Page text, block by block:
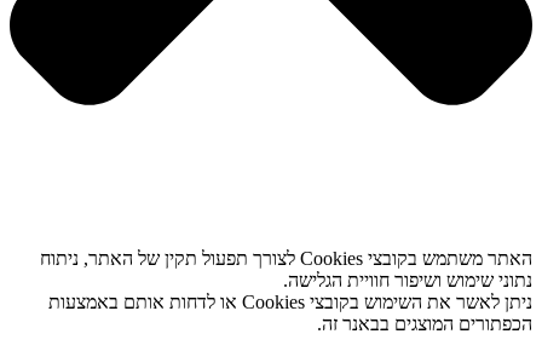
האתר משתמש בקובצי Cookies לצורך תפעול תקין של האתר, ניתוח
נתוני שימוש ושיפור חוויית הגלישה.
ניתן לאשר את השימוש בקובצי Cookies או לדחות אותם באמצעות
הכפתורים המוצגים בבאנר זה.